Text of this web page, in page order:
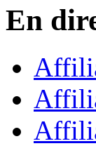
En